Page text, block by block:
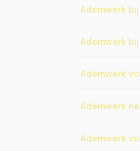
Ademwerk
Ademwerk
Ademwerk
Ademwerk
Ademwerk